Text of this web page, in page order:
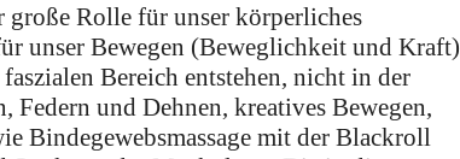
große Rolle für unser körperliches
unser Bewegen (Beweglichkeit und Kraft)
Bereich entstehen, nicht in der
und Dehnen, kreatives Bewegen,
Bindegewebsmassage mit der Blackroll